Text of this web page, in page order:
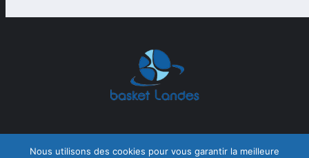
Nous utilisons des cookies pour vous garantir la meilleure